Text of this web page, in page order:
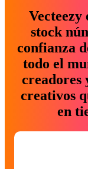
Vecteezy
stock
confianza
todo el
creadores
creativos
en